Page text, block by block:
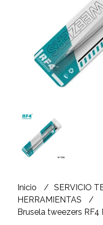
Inicio
SERVICIO
HERRAMIENTAS
Brusela tweezers RF4